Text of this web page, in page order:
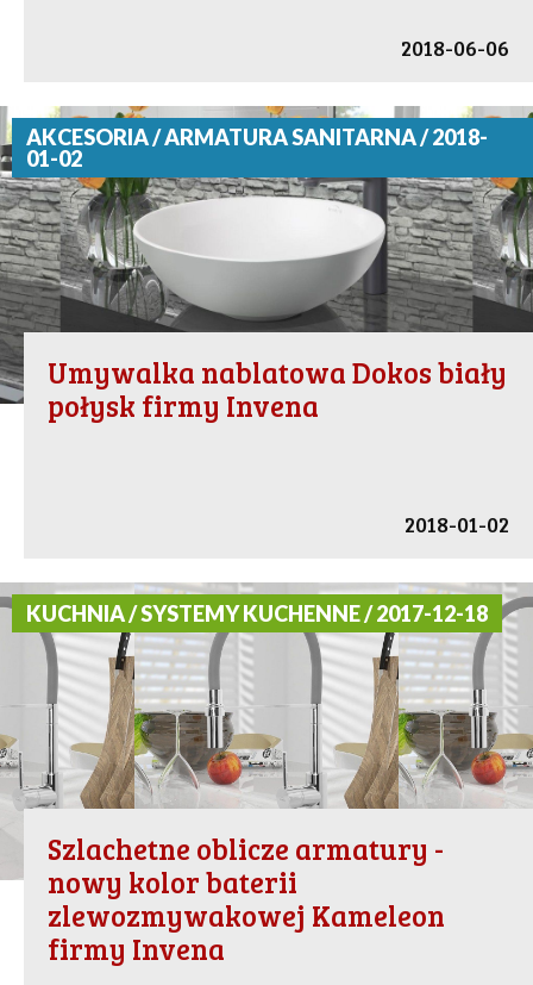
2018-06-06
AKCESORIA / ARMATURA SANITARNA / 2018-
01-02
Umywalka nablatowa Dokos biały
połysk firmy Invena
2018-01-02
KUCHNIA / SYSTEMY KUCHENNE / 2017-12-18
Szlachetne oblicze armatury -
nowy kolor baterii
zlewozmywakowej Kameleon
firmy Invena